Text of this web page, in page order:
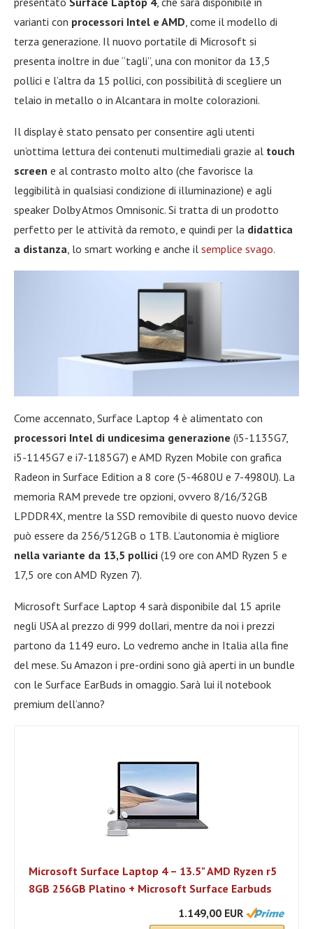
varianti con processori Intel e AMD, come il modello di
terza generazione. Il nuovo portatile di Microsoft si
presenta inoltre in due “tagli”, una con monitor da 13,5
pollici e l’altra da 15 pollici, con possibilità di scegliere un
telaio in metallo o in Alcantara in molte colorazioni.
Il display è stato pensato per consentire agli utenti
un’ottima lettura dei contenuti multimediali grazie al touch
screen e al contrasto molto alto (che favorisce la
leggibilità in qualsiasi condizione di illuminazione) e agli
speaker Dolby Atmos Omnisonic. Si tratta di un prodotto
perfetto per le attività da remoto, e quindi per la didattica
a distanza, lo smart working e anche il semplice svago.
Come accennato, Surface Laptop 4 è alimentato con
processori Intel di undicesima generazione (i5-1135G7,
i5-1145G7 e i7-1185G7) e AMD Ryzen Mobile con grafica
Radeon in Surface Edition a 8 core (5-4680U e 7-4980U). La
memoria RAM prevede tre opzioni, ovvero 8/16/32GB
LPDDR4X, mentre la SSD removibile di questo nuovo device
può essere da 256/512GB o 1TB. L’autonomia è migliore
nella variante da 13,5 pollici (19 ore con AMD Ryzen 5 e
17,5 ore con AMD Ryzen 7).
Microsoft Surface Laptop 4 sarà disponibile dal 15 aprile
negli USA al prezzo di 999 dollari, mentre da noi i prezzi
partono da 1149 euro. Lo vedremo anche in Italia alla fine
del mese. Su Amazon i pre-ordini sono già aperti in un bundle
con le Surface EarBuds in omaggio. Sarà lui il notebook
premium dell’anno?
Microsoft Surface Laptop 4 – 13.5" AMD Ryzen r5
8GB 256GB Platino + Microsoft Surface Earbuds
1.149,00 EUR